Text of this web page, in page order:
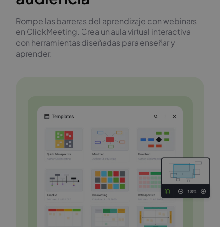
Rompe las barreras del aprendizaje con webinars
en ClickMeeting. Crea un aula virtual interactiva
con herramientas diseñadas para enseñar y
aprender.